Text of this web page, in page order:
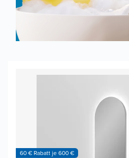
60 € Rabatt je 600 €